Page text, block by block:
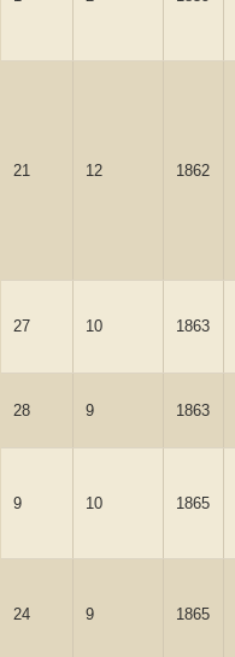
21 12 1862
27 10 1863
28 9 1863
9 10 1865
24 9 1865